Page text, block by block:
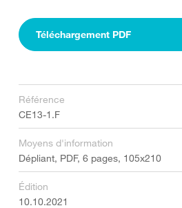
Téléchargement PDF
Référence
CE13-1.F
Moyens d'information
Dépliant, PDF, 6 pages, 105x210
Édition
10.10.2021